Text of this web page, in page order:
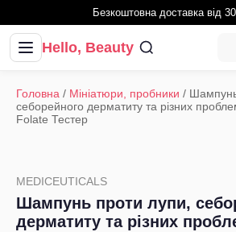
Безкоштовна доставка від
Hello, Beauty
Головна / Мініатюри, пробники /
себорейного дерматиту та різних
Folate Тестер
MEDICEUTICALS
Шампунь проти лупи,
дерматиту та різних